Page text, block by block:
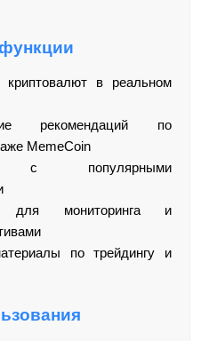
в реальном
рекомендаций по
MemeCoin
с популярными
для мониторинга и
по трейдингу и